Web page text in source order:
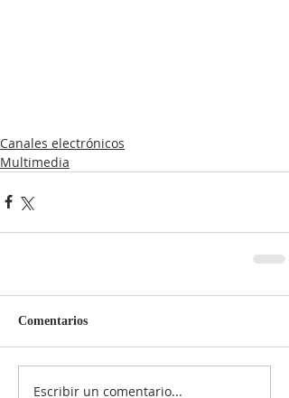
Canales electrónicos
Multimedia
Comentarios
Escribir un comentario...